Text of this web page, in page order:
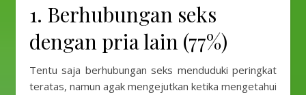
1. Berhubungan seks
dengan pria lain (77%)
Tentu saja berhubungan seks menduduki peringkat
teratas, namun agak mengejutkan ketika mengetahui